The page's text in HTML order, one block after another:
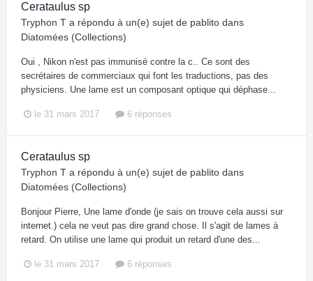
Cerataulus sp
Tryphon T a répondu à un(e) sujet de pablito dans
Diatomées (Collections)
Oui , Nikon n'est pas immunisé contre la c.. Ce sont des
secrétaires de commerciaux qui font les traductions, pas des
physiciens. Une lame est un composant optique qui déphase...
le 31 mars 2017 6 réponses
Cerataulus sp
Tryphon T a répondu à un(e) sujet de pablito dans
Diatomées (Collections)
Bonjour Pierre, Une lame d'onde (je sais on trouve cela aussi sur
internet.) cela ne veut pas dire grand chose. Il s'agit de lames à
retard. On utilise une lame qui produit un retard d'une des...
le 31 mars 2017 6 réponses